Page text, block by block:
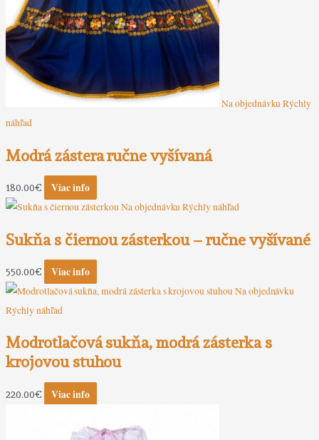
Na objednávkuRýchly
náhľad
Modrá zástera ručne vyšívaná
180.00€ Viac info
Na objednávkuRýchly náhľad
Sukňa s čiernou zásterkou – ručne vyšívané
550.00€ Viac info
Na objednávku
Rýchly náhľad
Modrotlačová sukňa, modrá zásterka s
krojovou stuhou
220.00€ Viac info